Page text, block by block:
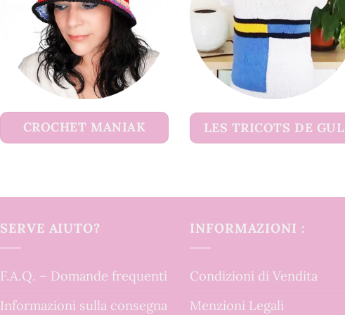
CROCHET MANIAK LES TRICOTS DE GUL
SERVE AIUTO?
F.A.Q. – Domande frequenti
Informazioni sulla consegna
INFORMAZIONI :
Condizioni di Vendita
Menzioni Legali